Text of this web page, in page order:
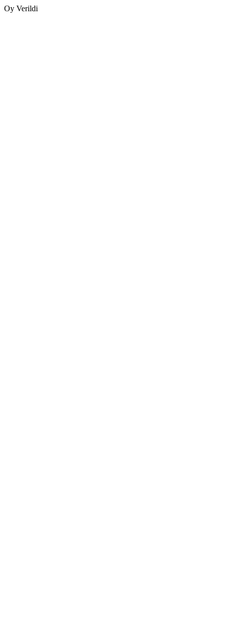
Oy Verildi